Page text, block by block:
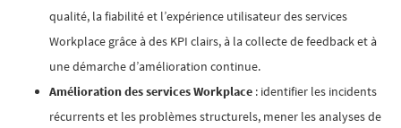
qualité, la fiabilité et l’expérience utilisateur des services
Workplace grâce à des KPI clairs, à la collecte de feedback et à
une démarche d’amélioration continue.
Amélioration des services Workplace : identifier les incidents
récurrents et les problèmes structurels, mener les analyses de